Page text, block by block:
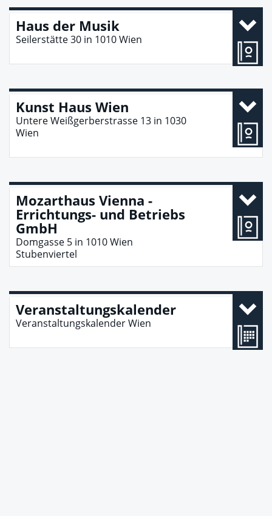
Haus der Musik
Seilerstätte 30 in 1010Wien
Kunst Haus Wien
Untere Weißgerberstrasse 13 in 1030
Wien
Mozarthaus Vienna -
Errichtungs- und Betriebs
GmbH
Domgasse 5 in 1010Wien
Stubenviertel
Veranstaltungskalender
Veranstaltungskalender Wien